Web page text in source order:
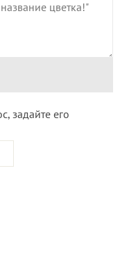
задайте его